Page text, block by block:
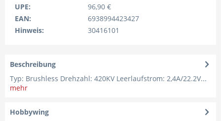
UPE:
96,90 €
EAN:
6938994423427
Hinweis:
30416101
Beschreibung
Typ: Brushless Drehzahl: 420KV Leerlaufstrom: 2,4A/22.2V...
mehr
Hobbywing